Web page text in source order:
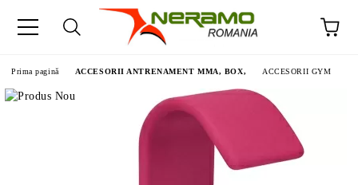
Prima pagină ACCESORII ANTRENAMENT MMA, BOX, ACCESORII GYM